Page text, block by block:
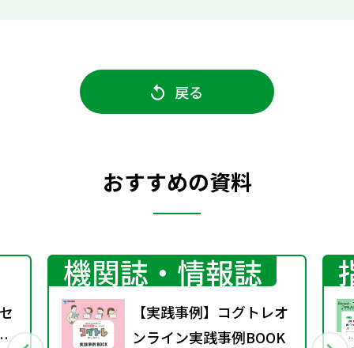
戻る
おすすめの資料
機関誌・情報誌
【実践事例】コグトレオ
ンライン実践事例BOOK